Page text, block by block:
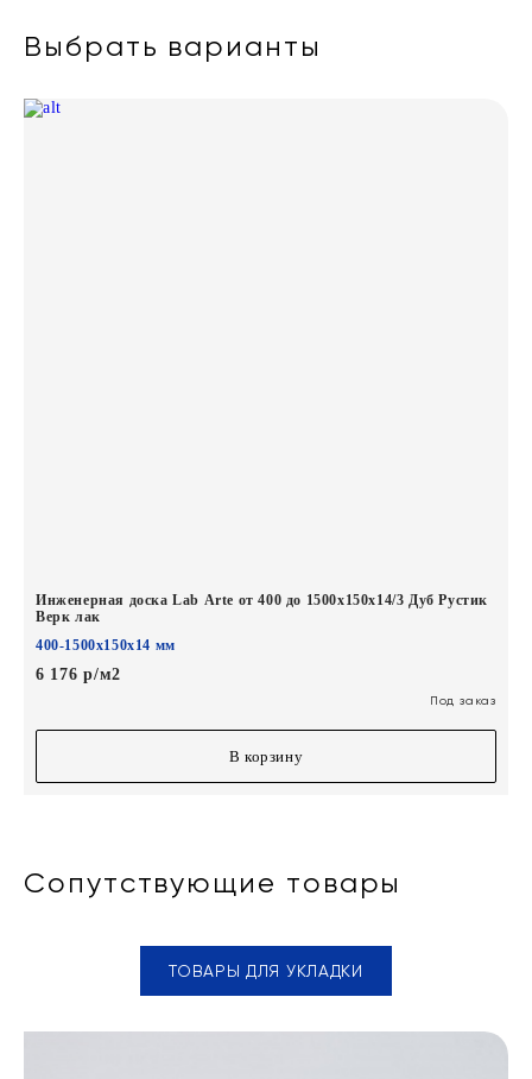
Выбрать варианты
Инженерная доска Lab Arte от 400 до 1500х150х14/3 Дуб Рустик
Верк лак
400-1500х150х14 мм
6 176 р/м2
Под заказ
В корзину
Сопутствующие товары
ТОВАРЫ ДЛЯ УКЛАДКИ